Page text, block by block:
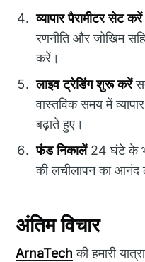
व्यापार पैरामीटर सेट करें
रणनीति और जोखिम
करें।
लाइव ट्रेडिंग शुरू करें
वास्तविक समय में
बढ़ाते हुए।
फंड निकालें24 घंटे के
की लचीलापन का आनंद
अंतिम विचार
ArnaTech की हमारी